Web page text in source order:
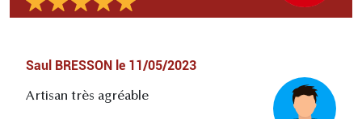
Saul BRESSON le 11/05/2023
Artisan très agréable